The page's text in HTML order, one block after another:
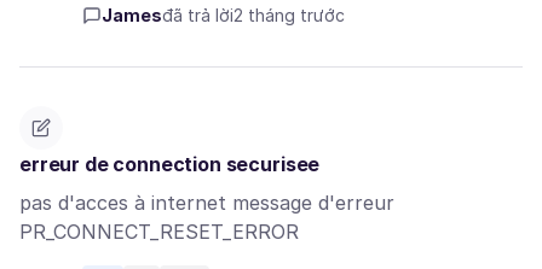
Jamesđã trả lời2 tháng trước
erreur de connection securisee
pas d'acces à internet message d'erreur
PR_CONNECT_RESET_ERROR